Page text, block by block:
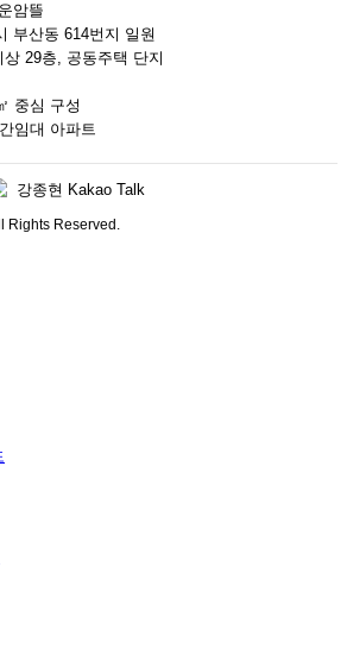
암뜰
부산동 614번지 일원
29층, 공동주택 단지
중심 구성
임대 아파트
강종현 Kakao Talk
Rights Reserved.